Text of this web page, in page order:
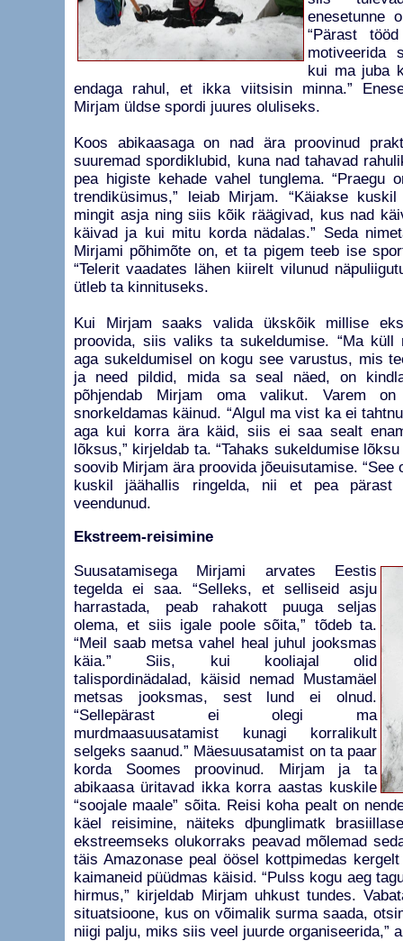
enesetunne
“Pärast
motiveerida
kui ma juba
endaga rahul, et ikka viitsisin minna.”
Mirjam üldse spordi juures oluliseks.
Koos abikaasaga on nad ära proovinud
suuremad spordiklubid, kuna nad tahavad
pea higiste kehade vahel tunglema. “Praegu
trendiküsimus,” leiab Mirjam. “Käiakse
mingit asja ning siis kõik räägivad, kus nad
käivad ja kui mitu korda nädalas.” Seda
Mirjami põhimõte on, et ta pigem teeb ise
“Telerit vaadates lähen kiirelt vilunud
ütleb ta kinnituseks.
Kui Mirjam saaks valida ükskõik millise
proovida, siis valiks ta sukeldumise. “Ma küll
aga sukeldumisel on kogu see varustus, mis
ja need pildid, mida sa seal näed, on
põhjendab Mirjam oma valikut. Varem
snorkeldamas käinud. “Algul ma vist ka ei
aga kui korra ära käid, siis ei saa sealt
lõksus,” kirjeldab ta. “Tahaks sukeldumise
soovib Mirjam ära proovida jõeuisutamise. “See
kuskil jäähallis ringelda, nii et pea
veendunud.
Ekstreem-reisimine
Suusatamisega Mirjami arvates Eestis
tegelda ei saa. “Selleks, et selliseid asju
harrastada, peab rahakott puuga seljas
olema, et siis igale poole sõita,” tõdeb ta.
“Meil saab metsa vahel heal juhul jooksmas
käia.” Siis, kui kooliajal olid
talispordinädalad, käisid nemad Mustamäel
metsas jooksmas, sest lund ei olnud.
“Sellepärast ei olegi ma
murdmaasuusatamist kunagi korralikult
selgeks saanud.” Mäesuusatamist on ta paar
korda Soomes proovinud. Mirjam ja ta
abikaasa üritavad ikka korra aastas kuskile
“soojale maale” sõita. Reisi koha pealt on
käel reisimine, näiteks dþunglimatk
ekstreemseks olukorraks peavad mõlemad
täis Amazonase peal öösel kottpimedas
kaimaneid püüdmas käisid. “Pulss kogu aeg
hirmus,” kirjeldab Mirjam uhkust tundes.
situatsioone, kus on võimalik surma saada,
niigi palju, miks siis veel juurde organiseerida,”